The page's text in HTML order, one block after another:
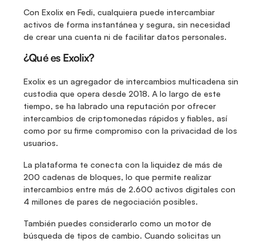
Con Exolix en Fedi, cualquiera puede intercambiar
activos de forma instantánea y segura, sin necesidad
de crear una cuenta ni de facilitar datos personales.
¿Qué es Exolix?
Exolix es un agregador de intercambios multicadena sin
custodia que opera desde 2018. A lo largo de este
tiempo, se ha labrado una reputación por ofrecer
intercambios de criptomonedas rápidos y fiables, así
como por su firme compromiso con la privacidad de los
usuarios.
La plataforma te conecta con la liquidez de más de
200 cadenas de bloques, lo que permite realizar
intercambios entre más de 2.600 activos digitales con
4 millones de pares de negociación posibles.
También puedes considerarlo como un motor de
búsqueda de tipos de cambio. Cuando solicitas un